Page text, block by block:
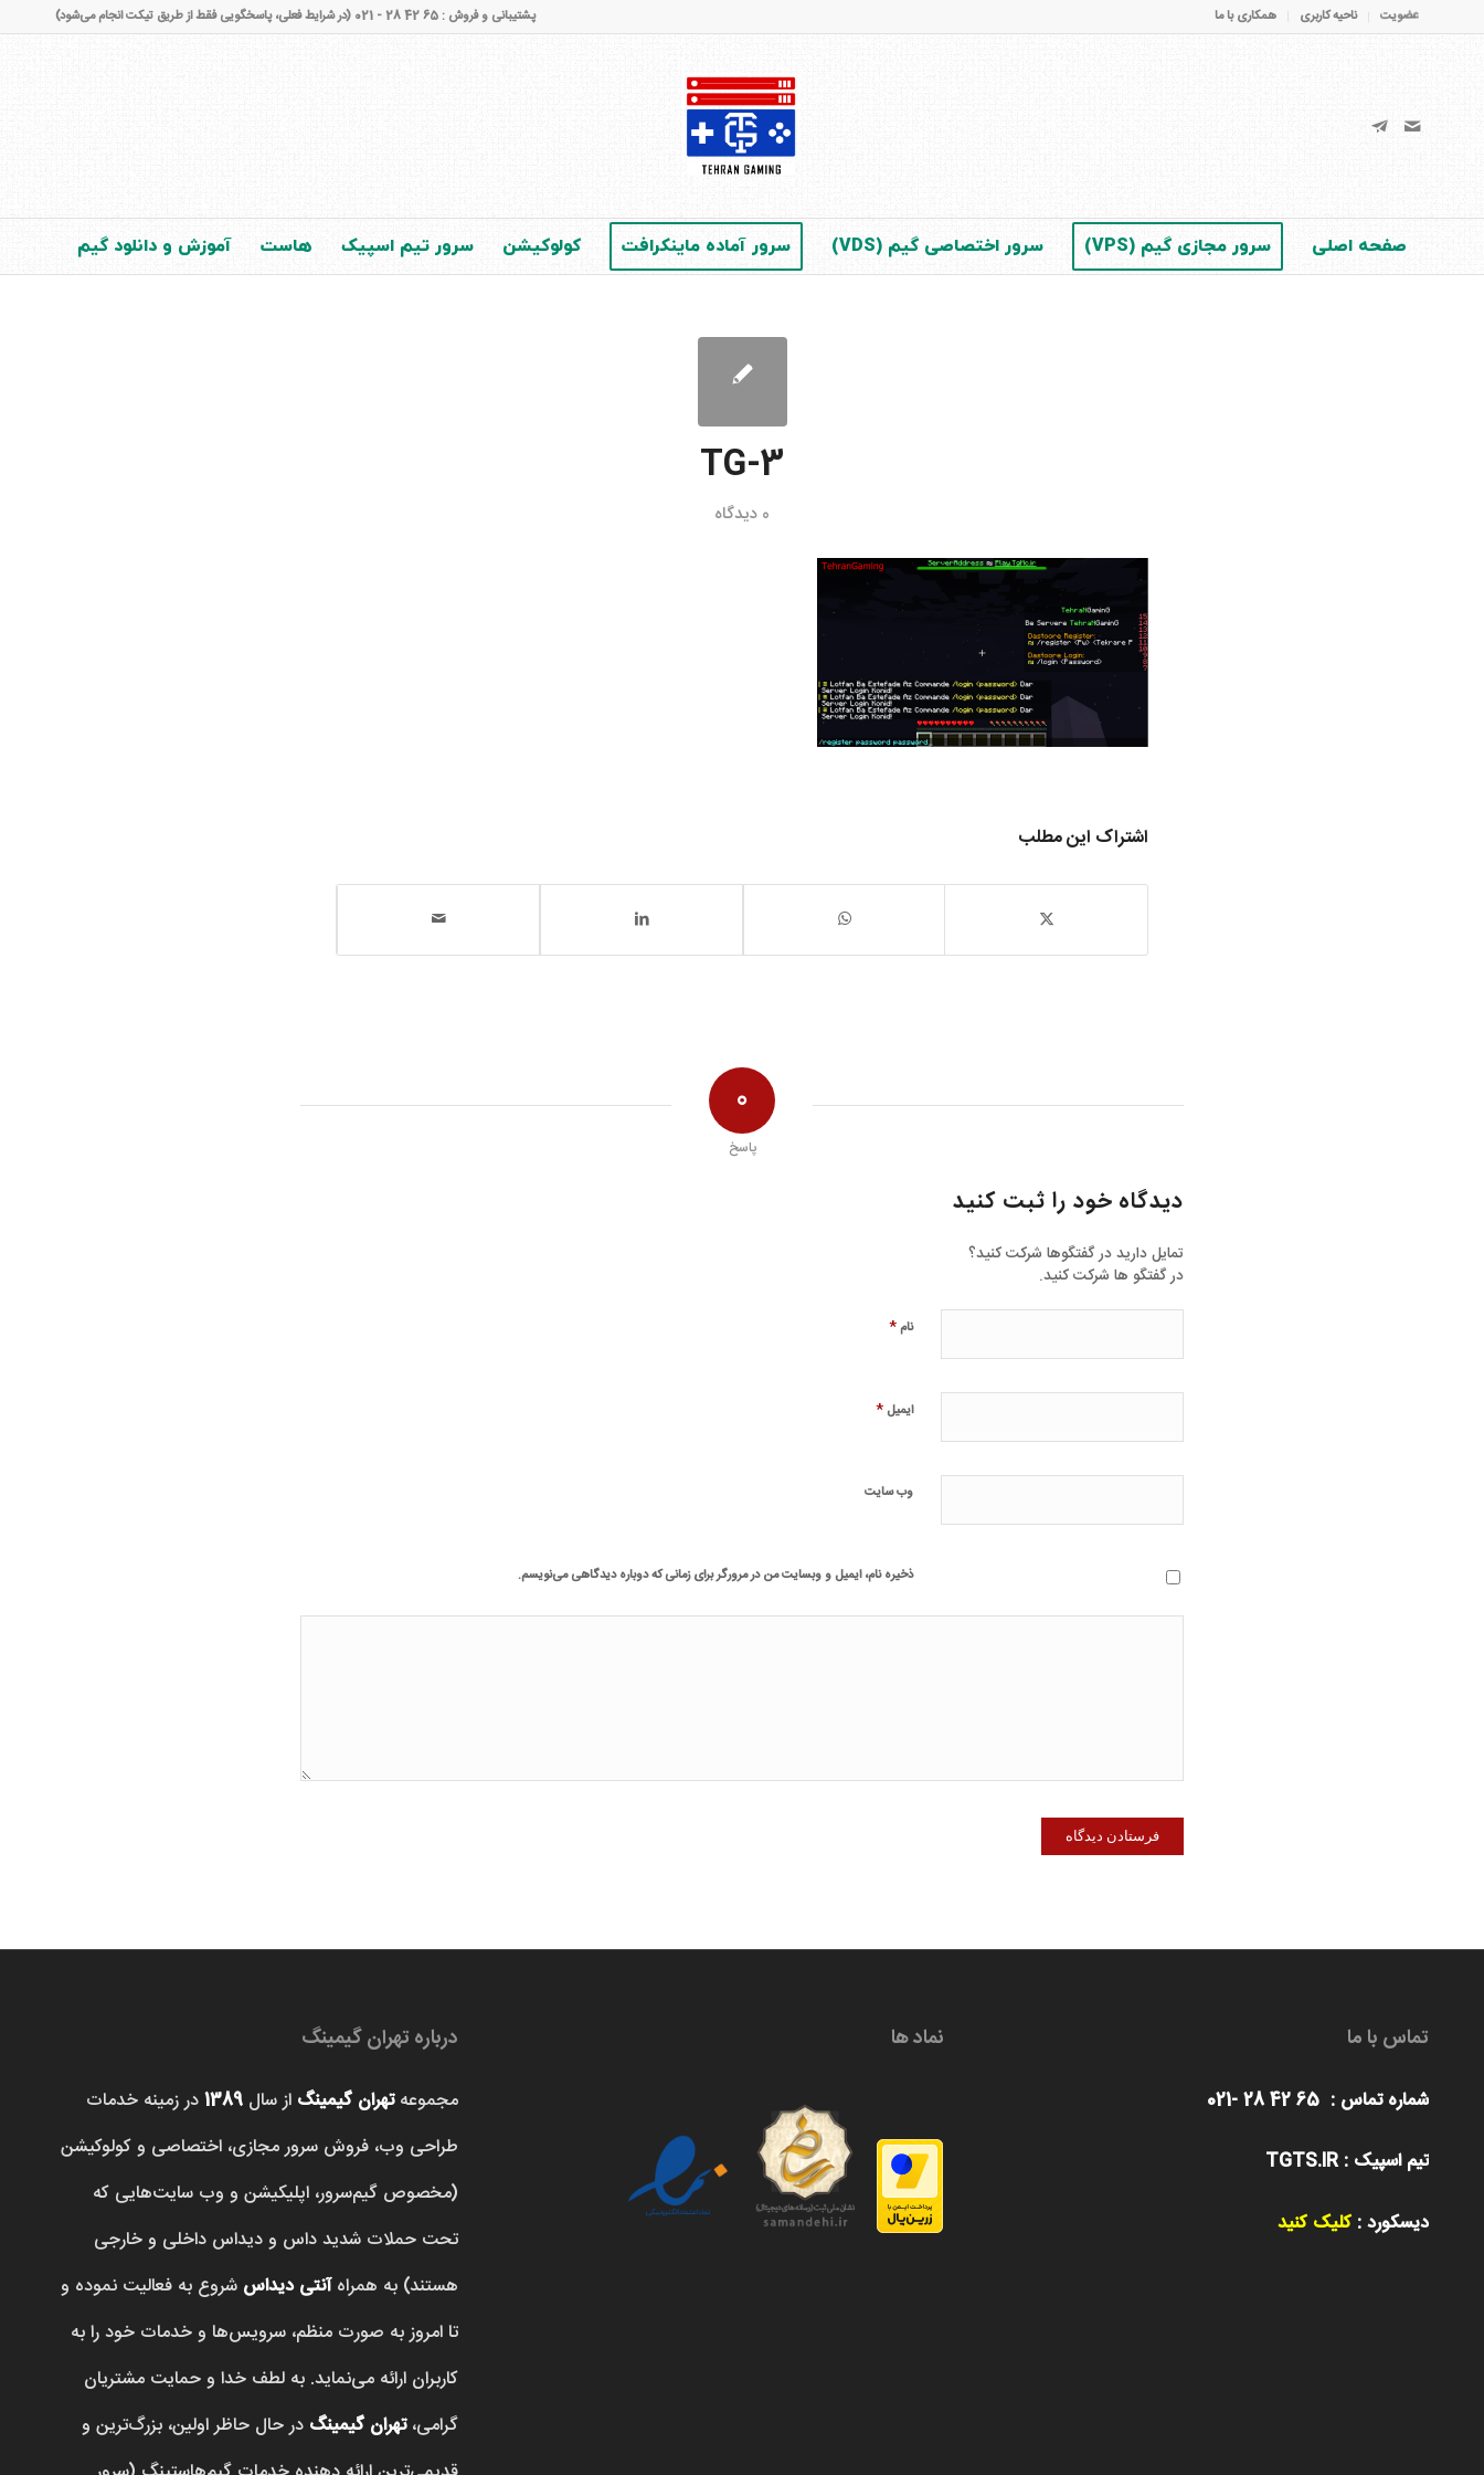
عضویت ناحیه کاربری همکاری با ما پشتیبانی و فروش : 65 42 28 - 021 (در شرایط فعلی، پاسخگویی فقط از طریق تیکت انجام می‌شود)
صفحه اصلی سرور مجازی گیم (VPS) سرور اختصاصی گیم (VDS) سرور آماده ماینکرافت کولوکیشن سرور تیم اسپیک هاست آموزش و دانلود گیم
TG-3
0 دیدگاه
اشتراک این مطلب
0
پاسخ
دیدگاه خود را ثبت کنید
تمایل دارید در گفتگوها شرکت کنید؟
در گفتگو ها شرکت کنید.
نام*
ایمیل *
وب‌ سایت
ذخیره نام، ایمیل و وبسایت من در مرورگر برای زمانی که دوباره دیدگاهی می‌نویسم.
تماس با ما
شماره تماس : 65 42 28 -021
تیم اسپیک : TGTS.IR
دیسکورد :کلیک کنید
نماد ها درباره تهران گیمینگ
مجموعهتهران گیمینگ از سال1389در زمینه خدمات
طراحی وب، فروش‌ سرور مجازی، اختصاصی و کولوکیشن
(مخصوص گیم‌سرور، اپلیکیشن و وب سایت‌هایی که
تحت حملات شدید داس و دیداس داخلی و خارجی
هستند) به همراهآنتی دیداس شروع به فعالیت نموده و
تا امروز به صورت منظم، سرویس‌ها و خدمات خود را به
کاربران ارائه می‌نماید. به لطف خدا و حمایت مشتریان
گرامی،تهران گیمینگ در حال حاظر اولین، بزرگ‌ترین و